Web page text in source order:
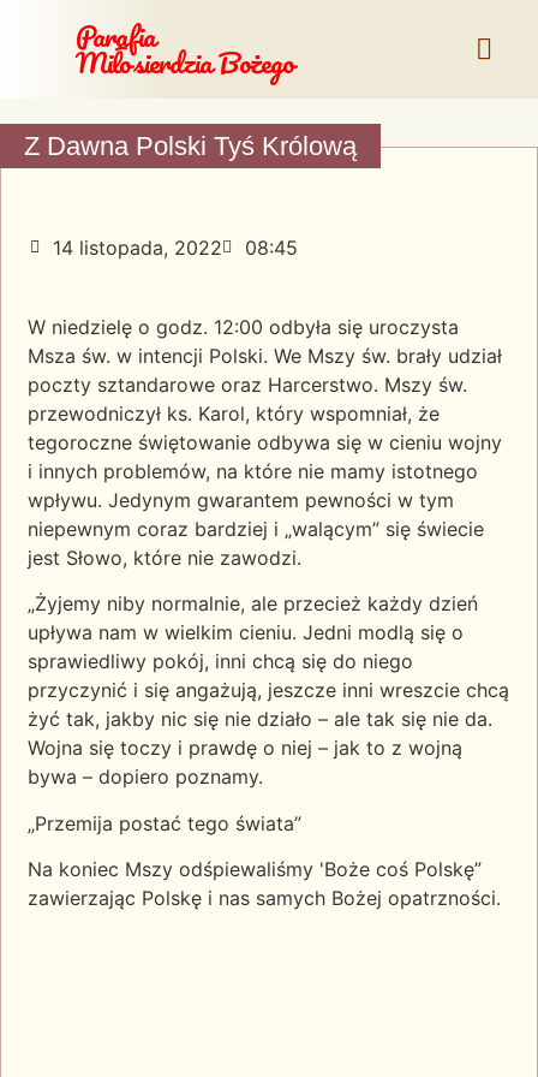
Parafia
Miłosierdzia Bożego
Z Dawna Polski Tyś Królową
14 listopada, 2022 08:45
W niedzielę o godz. 12:00 odbyła się uroczysta
Msza św. w intencji Polski. We Mszy św. brały udział
poczty sztandarowe oraz Harcerstwo. Mszy św.
przewodniczył ks. Karol, który wspomniał, że
tegoroczne świętowanie odbywa się w cieniu wojny
i innych problemów, na które nie mamy istotnego
wpływu. Jedynym gwarantem pewności w tym
niepewnym coraz bardziej i „walącym” się świecie
jest Słowo, które nie zawodzi.
„Żyjemy niby normalnie, ale przecież każdy dzień
upływa nam w wielkim cieniu. Jedni modlą się o
sprawiedliwy pokój, inni chcą się do niego
przyczynić i się angażują, jeszcze inni wreszcie chcą
żyć tak, jakby nic się nie działo – ale tak się nie da.
Wojna się toczy i prawdę o niej – jak to z wojną
bywa – dopiero poznamy.
„Przemija postać tego świata”
Na koniec Mszy odśpiewaliśmy 'Boże coś Polskę”
zawierzając Polskę i nas samych Bożej opatrzności.